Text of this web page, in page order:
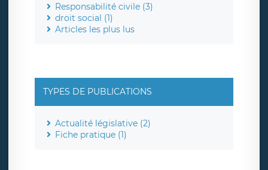
Responsabilité civile (3)
droit social (1)
Articles les plus lus
TYPES DE PUBLICATIONS
Actualité législative (2)
Fiche pratique (1)